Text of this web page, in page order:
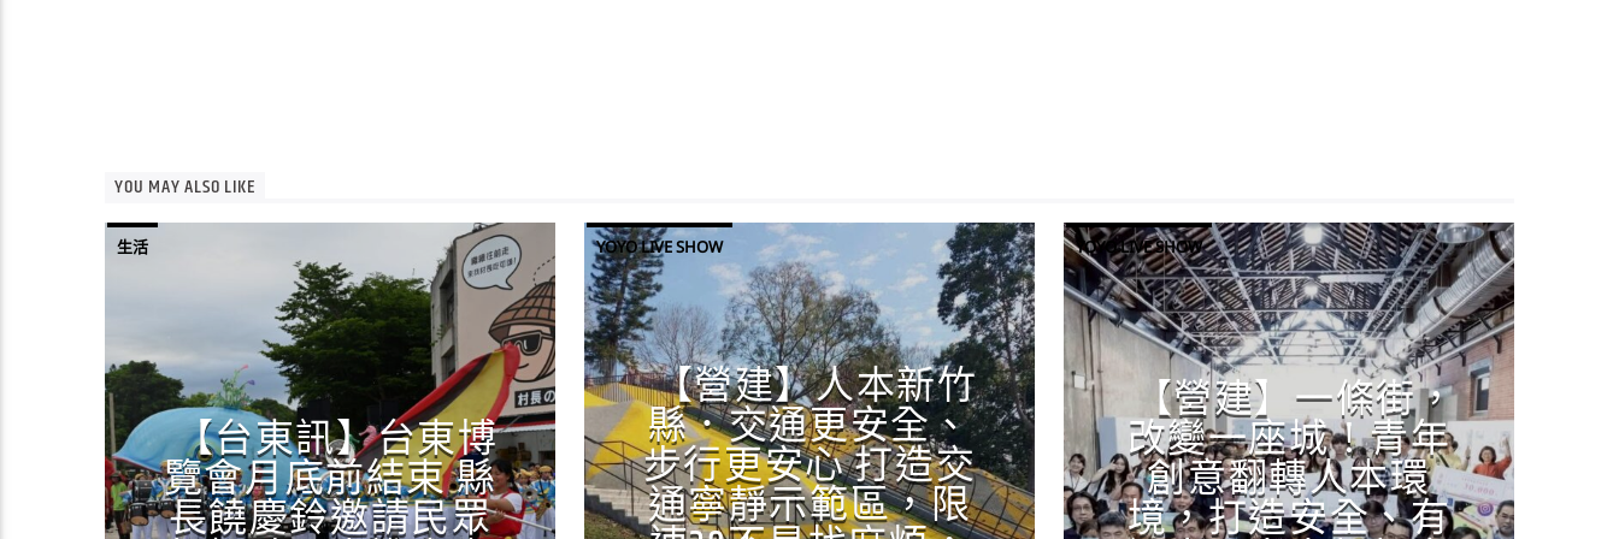
YOU MAY ALSO LIKE
生活
【台東訊】台東博
覽會月底前結束 縣
長饒慶鈴邀請民眾
YOYO LIVE SHOW
【營建】人本新竹
縣．交通更安全、
步行更安心 打造交
通寧靜示範區，限
YOYO LIVE SHOW
【營建】一條街，
改變一座城！青年
創意翻轉人本環
境，打造安全、有